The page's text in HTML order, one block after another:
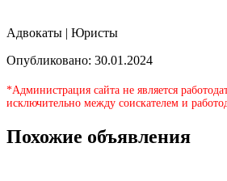
Адвокаты | Юристы
Опубликовано: 30.01.2024
*Администрация сайта не является
исключительно между соискателем и
Похожие объявления